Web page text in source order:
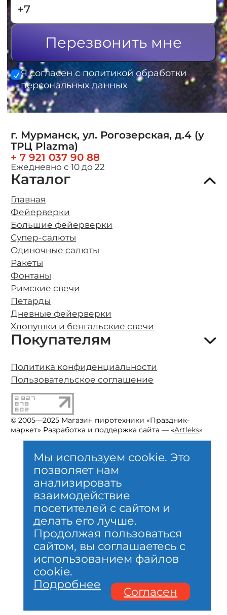
Перезвонить мне
Я согласен с политикой обработки
персональных данных
г. Мурманск, ул. Рогозерская, д.4 (у
ТРЦ Plazma)
+ 7 921 037 90 88
Ежедневно с 10 до 22
Каталог
Главная
Фейерверки
Большие фейерверки
Супер-салюты
Одиночные салюты
Ракеты
Фонтаны
Римские свечи
Петарды
Дневные фейерверки
Хлопушки и бенгальские свечи
Покупателям
О компании
Оплата и бесплатная доставка
Возврат и обмен
Безопасность
Гарантии качества
Полезно знать о фейерверках
Организация фейерверк шоу
Акции, новости, сертификаты
Контакты
Политика конфиденциальности
Пользовательское соглашение
© 2005—2025 Магазин пиротехники «Праздник-
маркет» Разработка и поддержка сайта — «Artleks»
Мы используем cookie. Это
позволяет нам
анализировать
взаимодействие
посетителей с сайтом и
делать его лучше.
Продолжая пользоваться
сайтом, вы соглашаетесь с
использованием файлов
cookie.
Подробнее
Согласен